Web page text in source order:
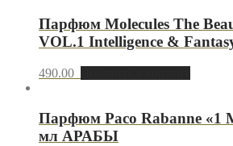
Парфюм Molecules The
VOL.1 Intelligence &
490.00
Парфюм Paco Rabanne «1
мл АРАБЫ